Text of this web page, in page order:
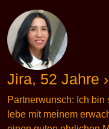
Jira, 52 Jahre ›
Partnerwunsch: Ich
lebe mit meinem